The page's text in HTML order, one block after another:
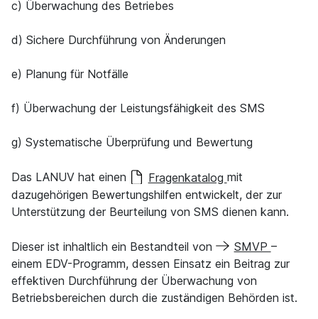
c) Überwachung des Betriebes
d) Sichere Durchführung von Änderungen
e) Planung für Notfälle
f) Überwachung der Leistungsfähigkeit des SMS
g) Systematische Überprüfung und Bewertung
Das LANUV hat einen Fragenkatalog mit
dazugehörigen Bewertungshilfen entwickelt, der zur
Unterstützung der Beurteilung von SMS dienen kann.
Dieser ist inhaltlich ein Bestandteil von SMVP –
einem EDV-Programm, dessen Einsatz ein Beitrag zur
effektiven Durchführung der Überwachung von
Betriebsbereichen durch die zuständigen Behörden ist.